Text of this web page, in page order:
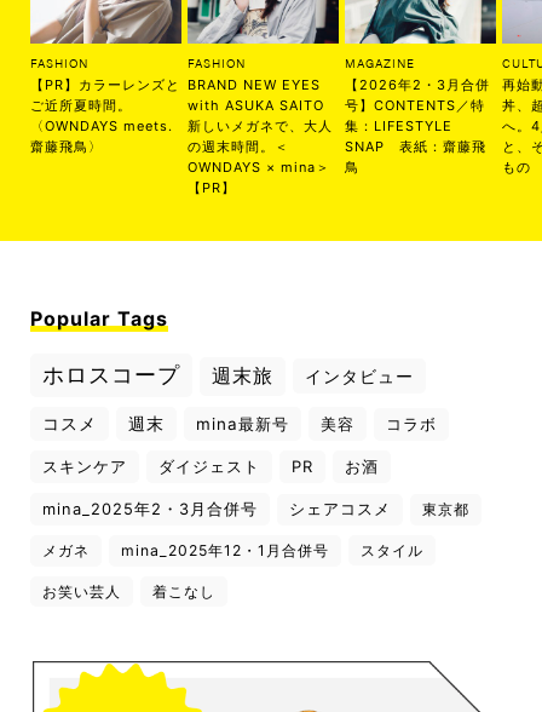
FASHION
【PR】カラーレンズと
ご近所夏時間。
〈OWNDAYS meets.
齋藤飛鳥〉
FASHION
BRAND NEW EYES
with ASUKA SAITO
新しいメガネで、大人
の週末時間。＜
OWNDAYS × mina＞
【PR】
MAGAZINE
【2026年2・3月合併
号】CONTENTS／特
集：LIFESTYLE
SNAP 表紙：齋藤飛
鳥
再始
丼、
へ。
と、
もの
Popular Tags
ホロスコープ 週末旅 インタビュー
コスメ 週末 mina最新号 美容 コラボ
スキンケア ダイジェスト PR お酒
mina_2025年2・3月合併号 シェアコスメ 東京都
メガネ mina_2025年12・1月合併号 スタイル
お笑い芸人 着こなし